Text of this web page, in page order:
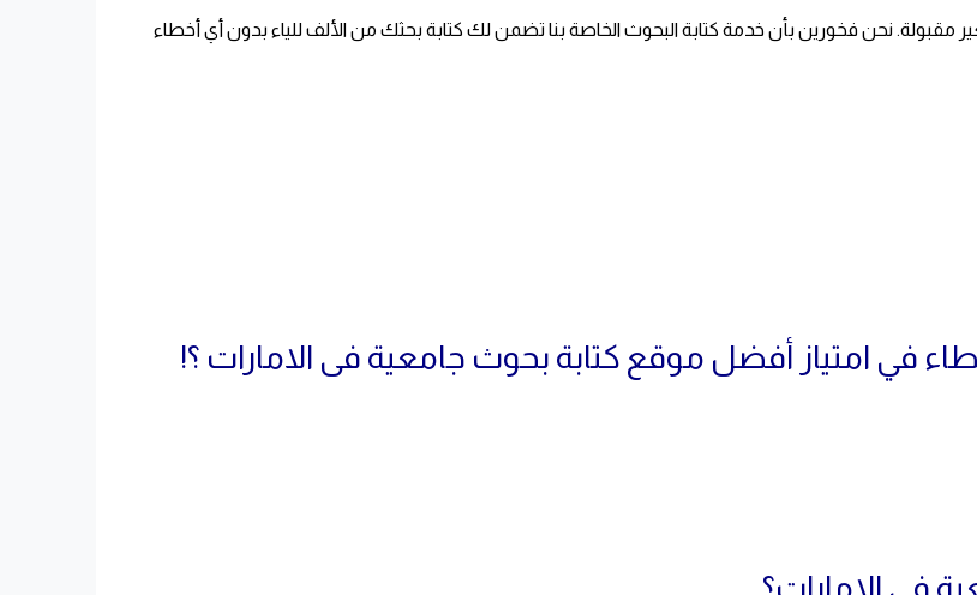
مقبولة. نحن فخورين بأن خدمة كتابة البحوث الخاصة بنا تضمن لك كتابة بحثك من الألف للياء بدون أي أخطاء
في امتياز أفضل موقع كتابة بحوث جامعية فى الامارات ؟!
فى الامارات؟